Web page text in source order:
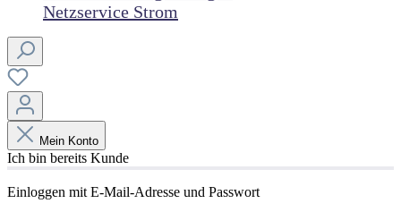
Netzservice Strom
Mein Konto
Ich bin bereits Kunde
Einloggen mit E-Mail-Adresse und Passwort